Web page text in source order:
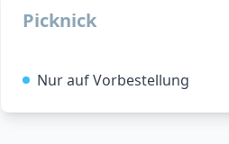
Picknick
Nur auf Vorbestellung